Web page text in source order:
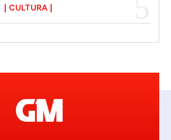
CULTURA